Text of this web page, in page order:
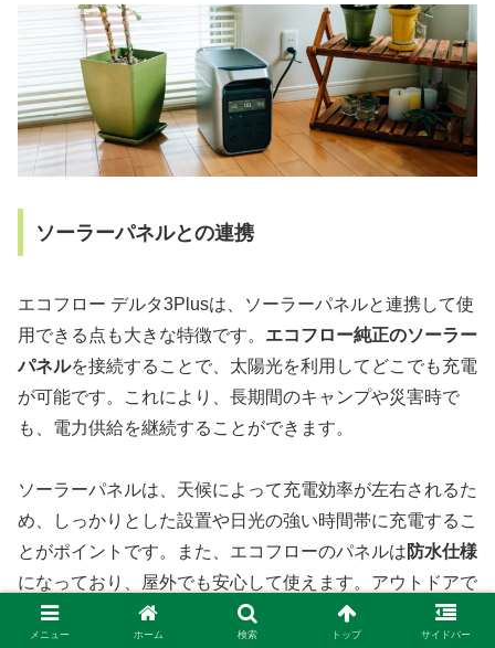
ソーラーパネルとの連携
エコフロー デルタ3Plusは、ソーラーパネルと連携して使
用できる点も大きな特徴です。 エコフロー純正のソーラー
パネルを接続することで、太陽光を利用してどこでも充電
が可能です。これにより、長期間のキャンプや災害時で
も、電力供給を継続することができます。
ソーラーパネルは、天候によって充電効率が左右されるた
め、しっかりとした設置や日光の強い時間帯に充電するこ
とがポイントです。また、エコフローのパネルは 防水仕様
になっており、屋外でも安心して使えます。アウトドアで
の利用を考えているユーザーにとっては、環境に優しい充
メニュー ホーム 検索 トップ サイドバー